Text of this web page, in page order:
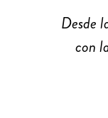
Desde
con